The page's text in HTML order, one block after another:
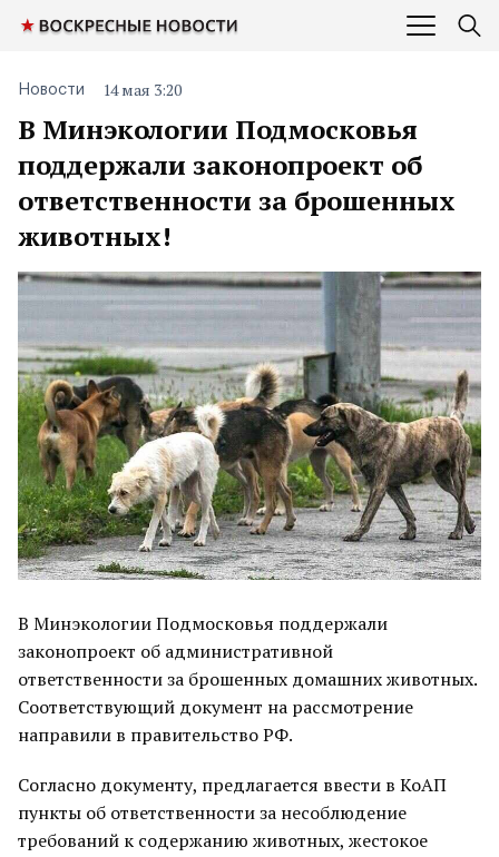
В Минэкологии Подмосковья
поддержали законопроект об
ответственности за брошенных
животных!
Новости 14 мая 3:20
В Минэкологии Подмосковья поддержали
законопроект об административной
ответственности за брошенных домашних животных.
Соответствующий документ на рассмотрение
направили в правительство РФ.
Согласно документу, предлагается ввести в КоАП
пункты об ответственности за несоблюдение
требований к содержанию животных, жестокое